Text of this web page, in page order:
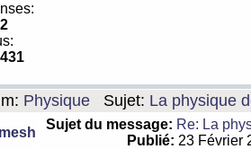
Physique Sujet: La physique
Sujet du message: Re: La
Publié: 23 Février